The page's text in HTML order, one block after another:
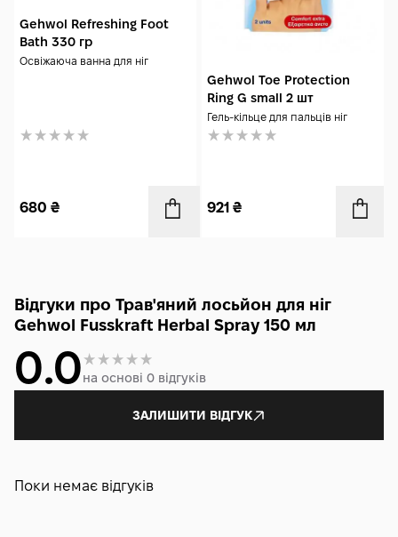
Gehwol Refreshing Foot
Bath 330 гр
Освіжаюча ванна для ніг
680 ₴
Gehwol Toe Protection
Ring G small 2 шт
Гель-кільце для пальців ніг
921 ₴
Відгуки про Трав'яний лосьйон для ніг
Gehwol Fusskraft Herbal Spray 150 мл
0.0на основі 0 відгуків
ЗАЛИШИТИ ВІДГУК
Поки немає відгуків